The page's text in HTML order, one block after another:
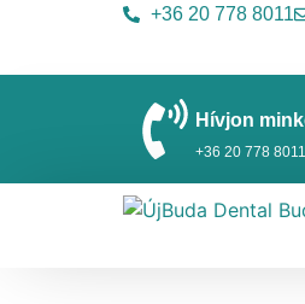
+36 20 778 8011
Hívjon
+36 20 778 8011